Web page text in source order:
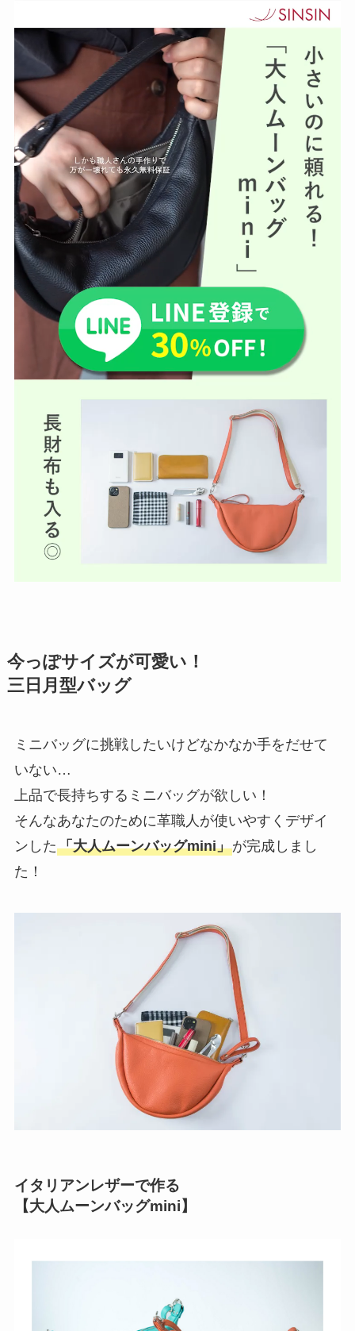
今っぽサイズが可愛い！
三日月型バッグ
ミニバッグに挑戦したいけどなかなか手をだせて
いない…
上品で長持ちするミニバッグが欲しい！
そんなあなたのために革職人が使いやすくデザイ
ンした「大人ムーンバッグmini」が完成しまし
た！
イタリアンレザーで作る
【大人ムーンバッグmini】